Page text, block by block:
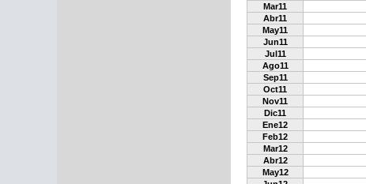
Mar11
Abr11
May11
Jun11
Jul11
Ago11
Sep11
Oct11
Nov11
Dic11
Ene12
Feb12
Mar12
Abr12
May12